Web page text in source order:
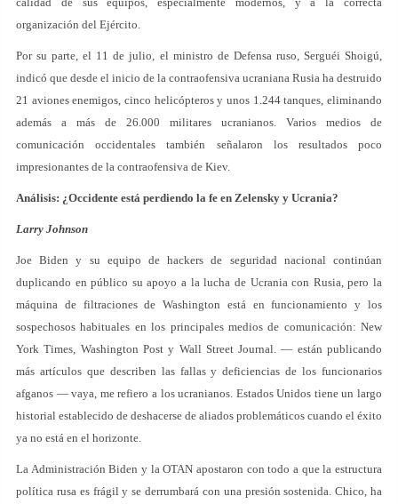
organización del Ejército.
Por su parte, el 11 de julio, el ministro de Defensa ruso, Serguéi Shoigú,
indicó que desde el inicio de la contraofensiva ucraniana Rusia ha destruido
21 aviones enemigos, cinco helicópteros y unos 1.244 tanques, eliminando
además a más de 26.000 militares ucranianos. Varios medios de
comunicación occidentales también señalaron los resultados poco
impresionantes de la contraofensiva de Kiev.
Análisis: ¿Occidente está perdiendo la fe en Zelensky y Ucrania?
Larry Johnson
Joe Biden y su equipo de hackers de seguridad nacional continúan
duplicando en público su apoyo a la lucha de Ucrania con Rusia, pero la
máquina de filtraciones de Washington está en funcionamiento y los
sospechosos habituales en los principales medios de comunicación: New
York Times, Washington Post y Wall Street Journal. — están publicando
más artículos que describen las fallas y deficiencias de los funcionarios
afganos — vaya, me refiero a los ucranianos. Estados Unidos tiene un largo
historial establecido de deshacerse de aliados problemáticos cuando el éxito
ya no está en el horizonte.
La Administración Biden y la OTAN apostaron con todo a que la estructura
política rusa es frágil y se derrumbará con una presión sostenida. Chico, ha